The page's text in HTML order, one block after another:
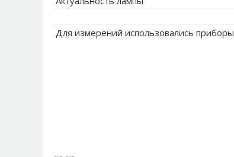
Для измерений использовались приборы